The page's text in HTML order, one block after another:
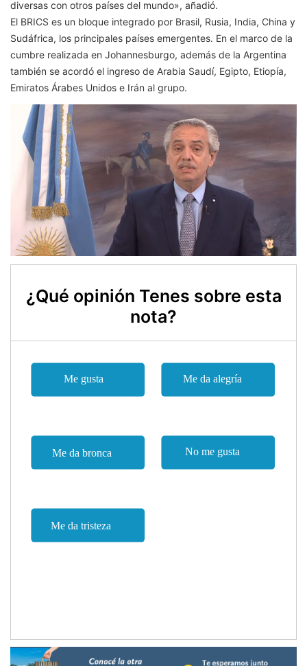
diversas con otros países del mundo», añadió.
El BRICS es un bloque integrado por Brasil, Rusia, India, China y
Sudáfrica, los principales países emergentes. En el marco de la
cumbre realizada en Johannesburgo, además de la Argentina
también se acordó el ingreso de Arabia Saudí, Egipto, Etiopía,
Emiratos Árabes Unidos e Irán al grupo.
¿Qué opinión Tenes sobre esta
nota?